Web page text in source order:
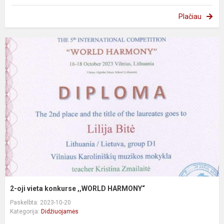
Plačiau
2-oji vieta konkurse ,,WORLD HARMONY“
Paskelbta: 2023-10-20
Kategorija: Didžiuojamės